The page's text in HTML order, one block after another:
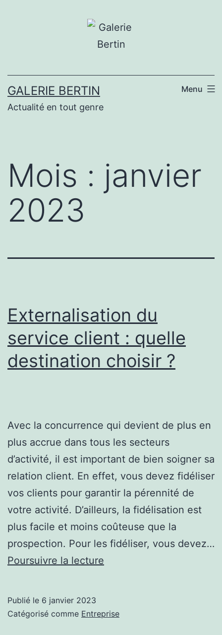
GALERIE BERTIN
Actualité en tout genre
Menu
Mois : janvier
2023
Externalisation du
service client : quelle
destination choisir ?
Avec la concurrence qui devient de plus en
plus accrue dans tous les secteurs
d’activité, il est important de bien soigner sa
relation client. En effet, vous devez fidéliser
vos clients pour garantir la pérennité de
votre activité. D’ailleurs, la fidélisation est
plus facile et moins coûteuse que la
prospection. Pour les fidéliser, vous devez…
Poursuivre la lecture
client :
Publié le 6 janvier 2023
Catégorisé comme Entreprise